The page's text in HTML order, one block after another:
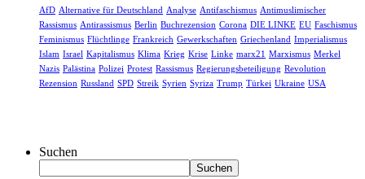
AfD Alternative für Deutschland Analyse Antifaschismus Antimuslimischer
Rassismus Antirassismus Berlin Buchrezension Corona DIE LINKE EU Faschismus
Feminismus Flüchtlinge Frankreich Gewerkschaften Griechenland Imperialismus
Islam Israel Kapitalismus Klima Krieg Krise Linke marx21 Marxismus Merkel
Nazis Palästina Polizei Protest Rassismus Regierungsbeteiligung Revolution
Rezension Russland SPD Streik Syrien Syriza Trump Türkei Ukraine USA
Suchen
Suchen